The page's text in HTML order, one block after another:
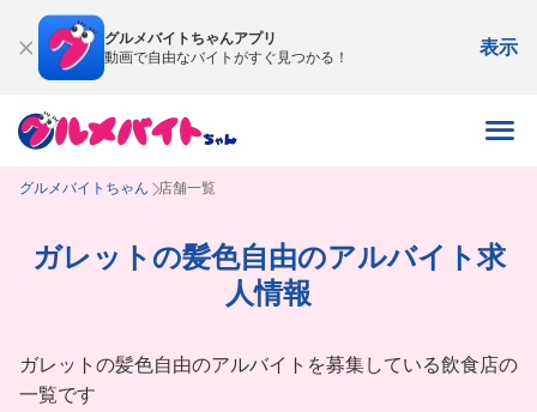
グルメバイトちゃんアプリ
動画で自由なバイトがすぐ見つかる！
表示
グルメバイトちゃん 店舗一覧
ガレットの髪色自由のアルバイト求
人情報
ガレットの髪色自由のアルバイトを募集している飲食店の
一覧です